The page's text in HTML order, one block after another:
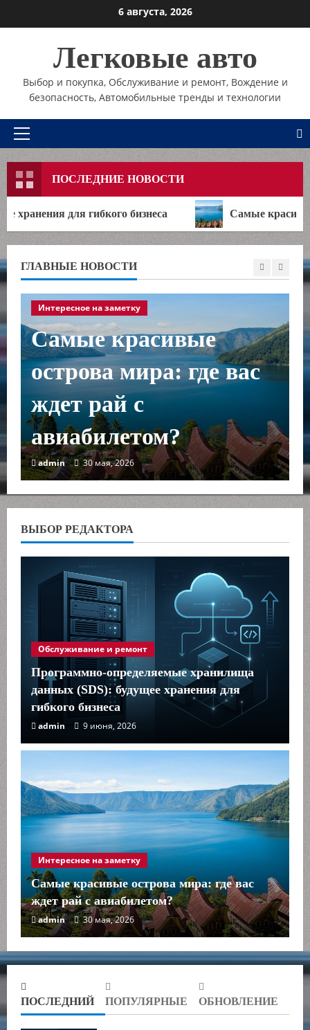
к
6 августа, 2026
Легковые авто
Выбор и покупка, Обслуживание и ремонт, Вождение и
безопасность, Автомобильные тренды и технологии
Основное
меню
ПОСЛЕДНИЕ НОВОСТИ
бизнеса Самые красивые острова мира: где
ГЛАВНЫЕ НОВОСТИ
Интересное на заметку
Самые красивые
острова мира: где вас
ждет рай с
авиабилетом?
admin 30 мая, 2026
ПОСЛЕДНИЙ ПОПУЛЯРНЫЕ ОБНОВЛЕНИЕ
ВЫБОР РЕДАКТОРА
Обслуживание и ремонт
Программно-определяемые хранилища
данных (SDS): будущее хранения для
гибкого бизнеса
admin 9 июня, 2026
Интересное на заметку
Самые красивые острова мира: где вас
ждет рай с авиабилетом?
admin 30 мая, 2026